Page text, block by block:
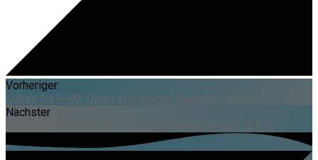
Vorheriger
Lukas 1,67–80: Überraschender Besuch – der…
Nächster
Abrahams Gerechtigkeit aus Glauben 1Mose 15,1–6